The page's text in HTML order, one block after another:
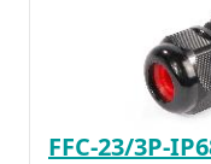
FFC-23/3Р-